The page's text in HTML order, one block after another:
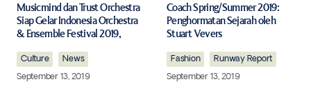
Required fields are marked*
Musicmind dan Trust Orchestra
Siap Gelar Indonesia Orchestra
& Ensemble Festival 2019,
Culture
News
September 13, 2019
Coach Spring/Summer 2019:
Penghormatan Sejarah oleh
Stuart Vevers
Fashion
Runway Report
September 13, 2019